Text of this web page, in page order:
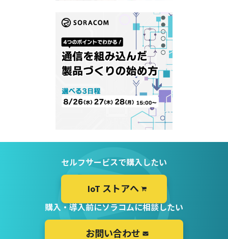
セルフサービスで購入したい
IoT ストアへ
購入・導入前にソラコムに相談したい
お問い合わせ